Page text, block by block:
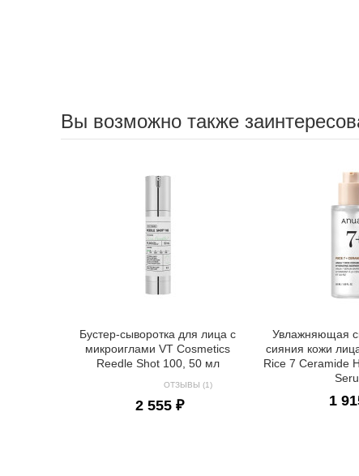
Вы возможно также
Бустер-сыворотка для лица с
микроиглами VT Cosmetics
Reedle Shot 100, 50 мл
ОТЗЫВЫ (1)
2 555 ₽
Увлажняющая
сияния кожи
Rice 7 Ceramide
1